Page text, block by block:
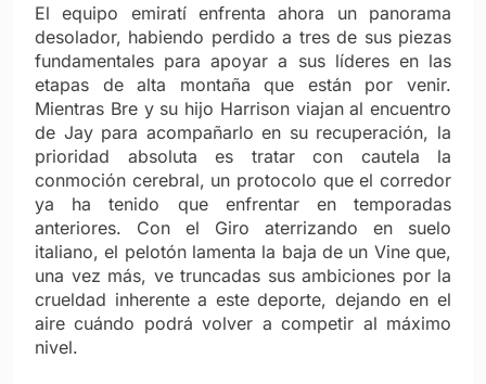
El equipo emiratí enfrenta ahora un panorama
desolador, habiendo perdido a tres de sus piezas
fundamentales para apoyar a sus líderes en las
etapas de alta montaña que están por venir.
Mientras Bre y su hijo Harrison viajan al encuentro
de Jay para acompañarlo en su recuperación, la
prioridad absoluta es tratar con cautela la
conmoción cerebral, un protocolo que el corredor
ya ha tenido que enfrentar en temporadas
anteriores. Con el Giro aterrizando en suelo
italiano, el pelotón lamenta la baja de un Vine que,
una vez más, ve truncadas sus ambiciones por la
crueldad inherente a este deporte, dejando en el
aire cuándo podrá volver a competir al máximo
nivel.